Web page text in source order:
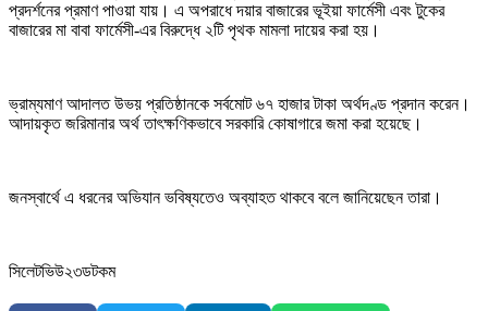
প্রদর্শনের প্রমাণ পাওয়া যায়। এ অপরাধে দয়ার বাজারের ভূইয়া ফার্মেসী এবং টুকের
বাজারের মা বাবা ফার্মেসী-এর বিরুদ্ধে ২টি পৃথক মামলা দায়ের করা হয়।
ভ্রাম্যমাণ আদালত উভয় প্রতিষ্ঠানকে সর্বমোট ৬৭ হাজার টাকা অর্থদণ্ড প্রদান করেন।
আদায়কৃত জরিমানার অর্থ তাৎক্ষণিকভাবে সরকারি কোষাগারে জমা করা হয়েছে।
জনস্বার্থে এ ধরনের অভিযান ভবিষ্যতেও অব্যাহত থাকবে বলে জানিয়েছেন তারা।
সিলেটভিউ২৩ডটকম